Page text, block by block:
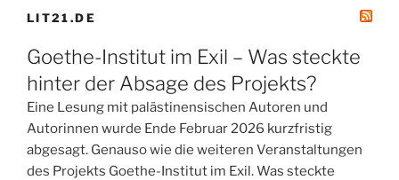
LIT21.DE
Goethe-Institut im Exil – Was steckte
hinter der Absage des Projekts?
Eine Lesung mit palästinensischen Autoren und
Autorinnen wurde Ende Februar 2026 kurzfristig
abgesagt. Genauso wie die weiteren Veranstaltungen
des Projekts Goethe-Institut im Exil. Was steckte